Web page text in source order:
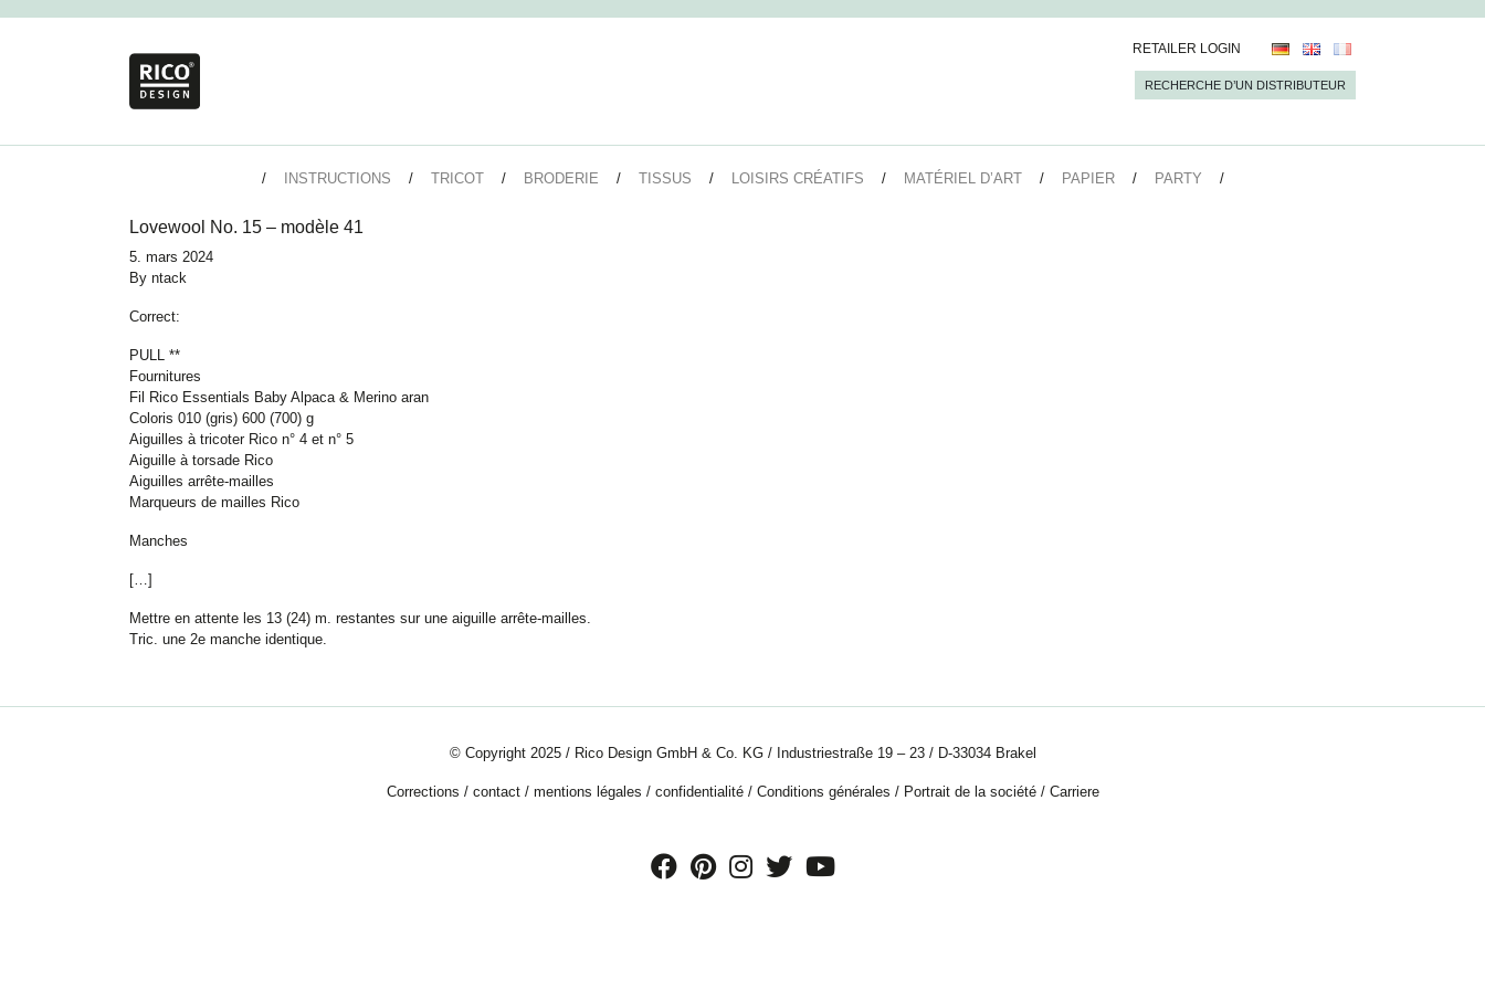
RETAILER LOGIN
RECHERCHE D’UN DISTRIBUTEUR
INSTRUCTIONS TRICOT BRODERIE TISSUS LOISIRS CRÉATIFS MATÉRIEL D’ART PAPIER PARTY
Lovewool No. 15 – modèle 41
5. mars 2024
By ntack
Correct:
PULL **
Fournitures
Fil Rico Essentials Baby Alpaca & Merino aran
Coloris 010 (gris) 600 (700) g
Aiguilles à tricoter Rico n° 4 et n° 5
Aiguille à torsade Rico
Aiguilles arrête-mailles
Marqueurs de mailles Rico
Manches
[…]
Mettre en attente les 13 (24) m. restantes sur une aiguille arrête-mailles.
Tric. une 2e manche identique.
© Copyright 2025 / Rico Design GmbH & Co. KG / Industriestraße 19 – 23 / D-33034 Brakel
Corrections / contact/ mentions légales / confidentialité/ Conditions générales / Portrait de la société/ Carriere